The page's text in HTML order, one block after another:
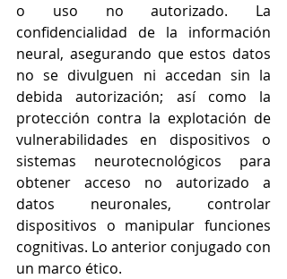
o uso no autorizado. La
confidencialidad de la información
neural, asegurando que estos datos
no se divulguen ni accedan sin la
debida autorización; así como la
protección contra la explotación de
vulnerabilidades en dispositivos o
sistemas neurotecnológicos para
obtener acceso no autorizado a
datos neuronales, controlar
dispositivos o manipular funciones
cognitivas. Lo anterior conjugado con
un marco ético.